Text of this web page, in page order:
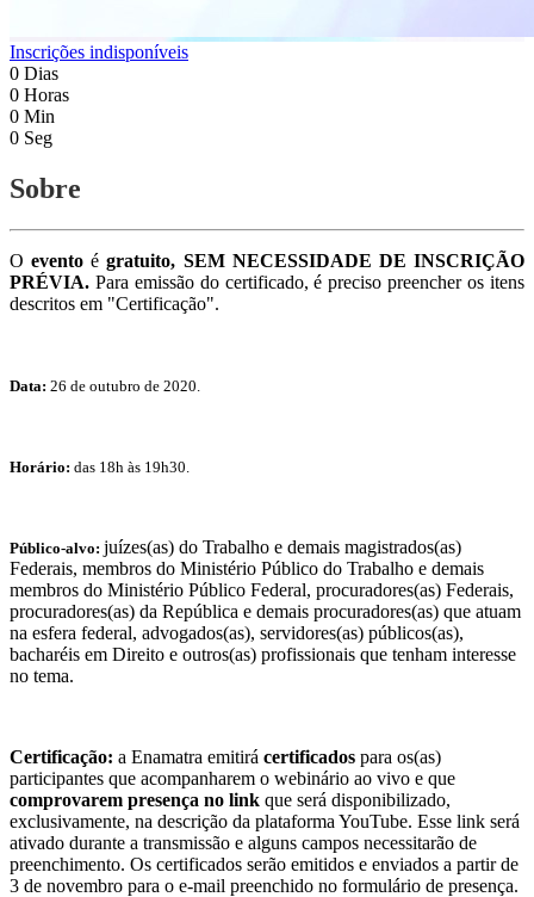
Inscrições indisponíveis
0 Dias
0 Horas
0 Min
0 Seg
Sobre
Oevento égratuito, SEM NECESSIDADE DE INSCRIÇÃO
PRÉVIA. Para emissão do certificado, é preciso preencher os itens
descritos em "Certificação".
Data: 26 de outubro de 2020.
Horário: das 18h às 19h30.
Público-alvo: juízes(as) do Trabalho e demais magistrados(as)
Federais, membros do Ministério Público do Trabalho e demais
membros do Ministério Público Federal, procuradores(as) Federais,
procuradores(as) da República e demais procuradores(as) que atuam
na esfera federal, advogados(as), servidores(as) públicos(as),
bacharéis em Direito e outros(as) profissionais que tenham interesse
no tema.
Certificação: a Enamatra emitirá certificados para os(as)
participantes que acompanharem o webinário ao vivo e que
comprovarem presença no link que será disponibilizado,
exclusivamente, na descrição da plataforma YouTube. Esse link será
ativado durante a transmissão e alguns campos necessitarão de
preenchimento. Os certificados serão emitidos e enviados a partir de
3 de novembro para o e-mail preenchido no formulário de presença.